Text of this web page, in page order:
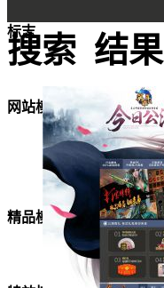
标志
网站模板
美女模板
精品模板
搜索 结果